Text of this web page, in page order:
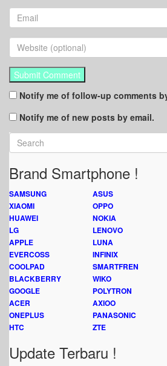
Notify me of follow-up comments
Notify me of new posts by email.
Brand Smartphone !
SAMSUNG ASUS
XIAOMI
OPPO
HUAWEI
NOKIA
LG
LENOVO
APPLE
LUNA
EVERCOSS
INFINIX
COOLPAD
SMARTFREN
BLACKBERRY
WIKO
GOOGLE
POLYTRON
ACER
AXIOO
ONEPLUS
PANASONIC
HTC
ZTE
Update Terbaru !